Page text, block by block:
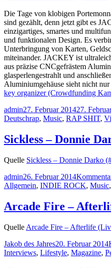
Die Tage von klobigen
sind gezählt, denn jetzt gibt es
einzigartiges, smartes und
und funktionalen Design. Es
Unterbringung von Karten,
miteinander. JACKEY ist
aus präzise CNCgefrästem
glasperlengestrahlt und
Aluminiumgehäuse sieht nicht
key organizer (Crowdfunding
admin27. Februar 201427.
Deutschrap, Music, RAP SHIT,
Sickless – Donnie
Quelle Sickless – Donnie Darko
admin26. Februar 2014
Allgemein, INDIE ROCK, Music,
Arcade Fire –
Quelle Arcade Fire – Afterlife
Jakob des Jahres20. Februar 2014
Interviews, Lifestyle, Magazine,